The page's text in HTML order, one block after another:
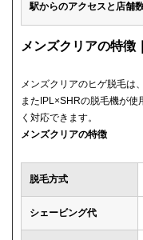
駅からのアクセスと店舗
メンズクリアの特徴
メンズクリアのヒゲ脱毛は
またIPL×SHRの脱毛機が
く対応できます。
メンズクリアの特徴
脱毛方式
シェービング代